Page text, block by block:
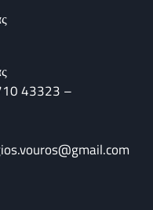
43323 –